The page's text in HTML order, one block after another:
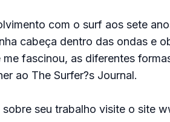
com o surf aos sete
cabeça dentro das ondas e
fascinou, as diferentes
ao The Surfer?s Journal.
sobre seu trabalho visite o site